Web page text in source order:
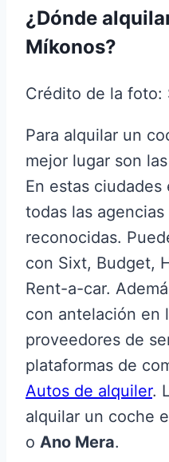
¿Dónde
Míkonos?
Crédito de la foto:
Para alquilar un
mejor lugar son
En estas
todas las
reconocidas.
con Sixt, Budget,
Rent-a-car.
con antelación en
proveedores de
plataformas de
Autos de alquiler.
alquilar un coche
o Ano Mera.